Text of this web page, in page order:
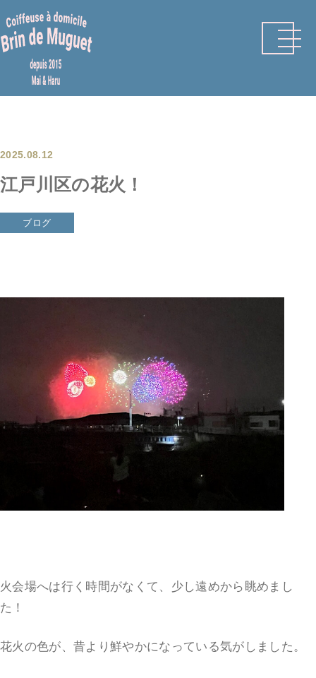
to
content
2025.08.12
江戸川区の花火！
ブログ
火会場へは行く時間がなくて、少し遠めから眺めまし
た！
花火の色が、昔より鮮やかになっている気がしました。